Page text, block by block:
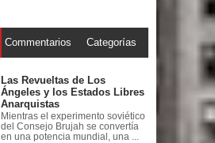
Commentarios Categorías
Las Revueltas de Los
Ángeles y los Estados Libres
Anarquistas
Mientras el experimento soviético
del Consejo Brujah se convertía
en una potencia mundial, una ...